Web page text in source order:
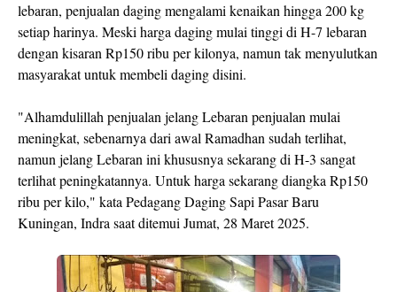
lebaran, penjualan daging mengalami kenaikan hingga 200 kg
setiap harinya. Meski harga daging mulai tinggi di H-7 lebaran
dengan kisaran Rp150 ribu per kilonya, namun tak menyulutkan
masyarakat untuk membeli daging disini.
"Alhamdulillah penjualan jelang Lebaran penjualan mulai
meningkat, sebenarnya dari awal Ramadhan sudah terlihat,
namun jelang Lebaran ini khususnya sekarang di H-3 sangat
terlihat peningkatannya. Untuk harga sekarang diangka Rp150
ribu per kilo," kata Pedagang Daging Sapi Pasar Baru
Kuningan, Indra saat ditemui Jumat, 28 Maret 2025.